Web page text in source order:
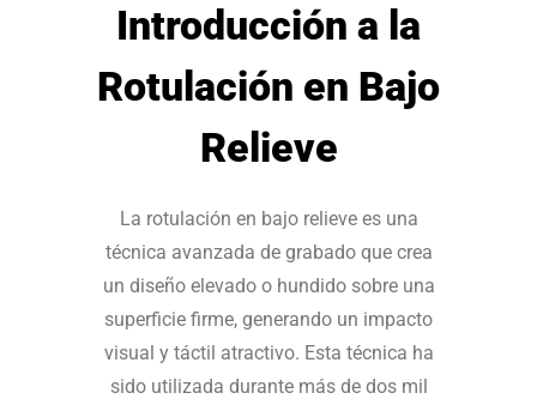
Introducción a la
Rotulación en Bajo
Relieve
La rotulación en bajo relieve es una
técnica avanzada de grabado que crea
un diseño elevado o hundido sobre una
superficie firme, generando un impacto
visual y táctil atractivo. Esta técnica ha
sido utilizada durante más de dos mil